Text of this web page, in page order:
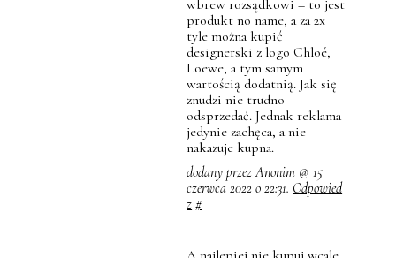
wbrew rozsądkowi – to jest
produkt no name, a za 2x
tyle można kupić
designerski z logo Chloé,
Loewe, a tym samym
wartością dodatnią. Jak się
znudzi nie trudno
odsprzedać. Jednak reklama
jedynie zachęca, a nie
nakazuje kupna.
dodany przez Anonim @ 15
czerwca 2022 o 22:31. Odpowied
z #